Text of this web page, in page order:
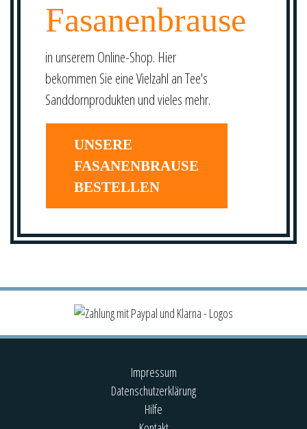
Fasanenbrause
in unserem Online-Shop. Hier
bekommen Sie eine Vielzahl an Tee's
Sanddornprodukten und vieles mehr.
UNSERE
FASANENBRAUSE
BESTELLEN
Impressum
Datenschutzerklärung
Hilfe